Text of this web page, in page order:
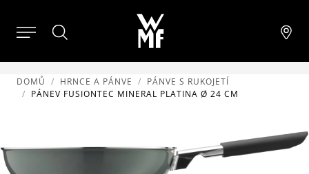
DOMŮ HRNCE A PÁNVE
PÁNVE S RUKOJETÍ
PÁNEV FUSIONTEC MINERAL PLATINA Ø 24 CM